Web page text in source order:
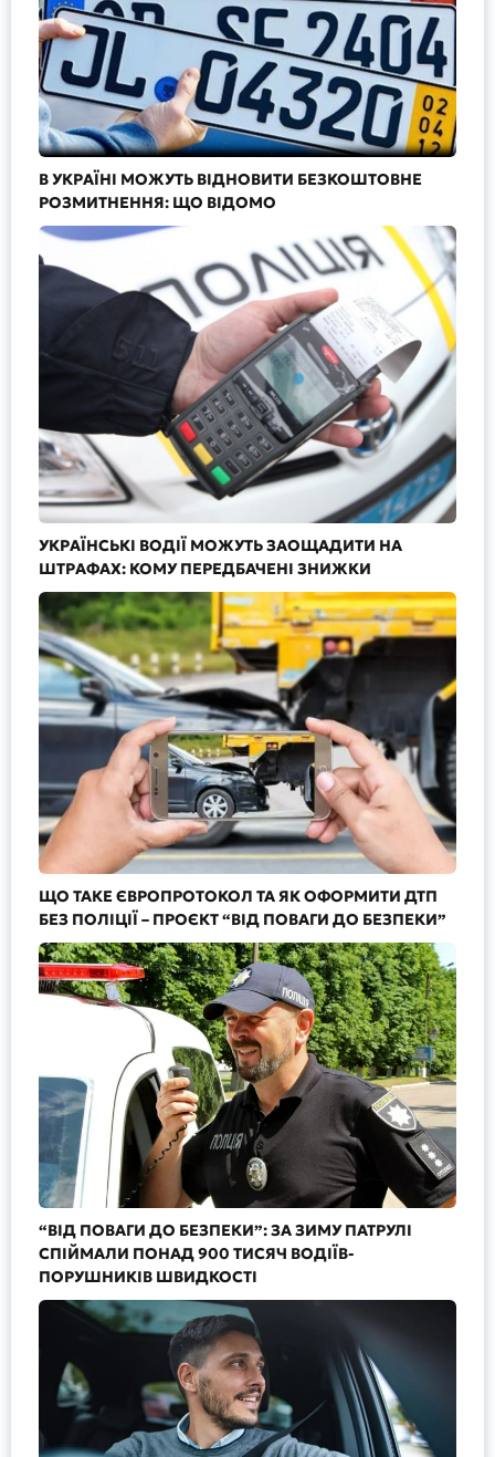
В УКРАЇНІ МОЖУТЬ ВІДНОВИТИ БЕЗКОШТОВНЕ
РОЗМИТНЕННЯ: ЩО ВІДОМО
УКРАЇНСЬКІ ВОДІЇ МОЖУТЬ ЗАОЩАДИТИ НА
ШТРАФАХ: КОМУ ПЕРЕДБАЧЕНІ ЗНИЖКИ
ЩО ТАКЕ ЄВРОПРОТОКОЛ ТА ЯК ОФОРМИТИ ДТП
БЕЗ ПОЛІЦІЇ – ПРОЄКТ “ВІД ПОВАГИ ДО БЕЗПЕКИ”
“ВІД ПОВАГИ ДО БЕЗПЕКИ”: ЗА ЗИМУ ПАТРУЛІ
СПІЙМАЛИ ПОНАД 900 ТИСЯЧ ВОДІЇВ-
ПОРУШНИКІВ ШВИДКОСТІ